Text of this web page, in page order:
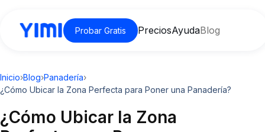
Probar Gratis PreciosAyudaBlog
Inicio›Blog›Panadería›
¿Cómo Ubicar la Zona Perfecta para Poner una Panadería?
¿Cómo Ubicar la Zona